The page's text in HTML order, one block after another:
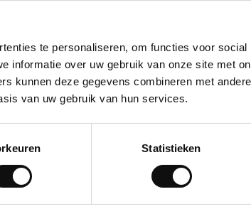
te personaliseren, om functies voor social
informatie over uw gebruik van onze site met
kunnen deze gegevens combineren met
van uw gebruik van hun services.
Statistieken
Die Tour ist
Ihren